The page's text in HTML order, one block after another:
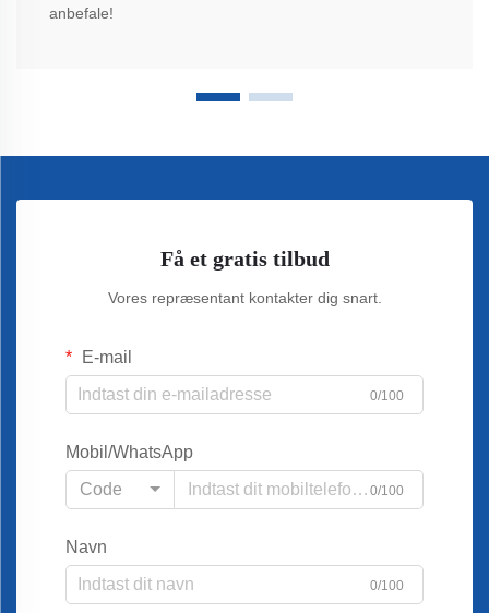
anbefale!
Få et gratis tilbud
Vores repræsentant kontakter dig snart.
E-mail
0/100
Mobil/WhatsApp
Code
0/100
Navn
0/100